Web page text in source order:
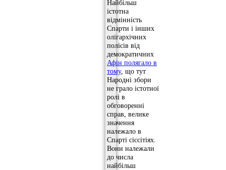
Найбільш
істотна
відмінність
Спарти і інших
олігархічних
полісів від
демократичних
Афін полягало в
тому, що тут
Народні збори
не грало істотної
ролі в
обговоренні
справ, велике
значення
належало в
Спарті сіссітіях.
Вони належали
до числа
найбільш